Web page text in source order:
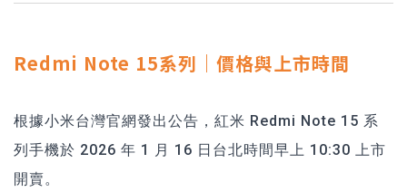
Redmi Note 15系列｜價格與上市時間
根據小米台灣官網發出公告，紅米 Redmi Note 15 系
列手機於 2026 年 1 月 16 日台北時間早上 10:30 上市
開賣。